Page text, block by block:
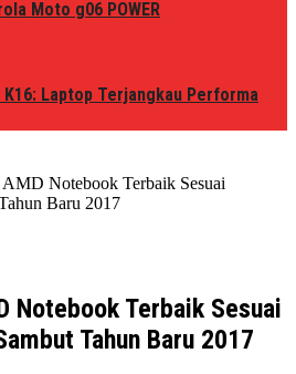
Moto g06 POWER
K16: Laptop Terjangkau Performa
AMD Notebook Terbaik Sesuai
Baru 2017
Notebook Terbaik Sesuai
Tahun Baru 2017